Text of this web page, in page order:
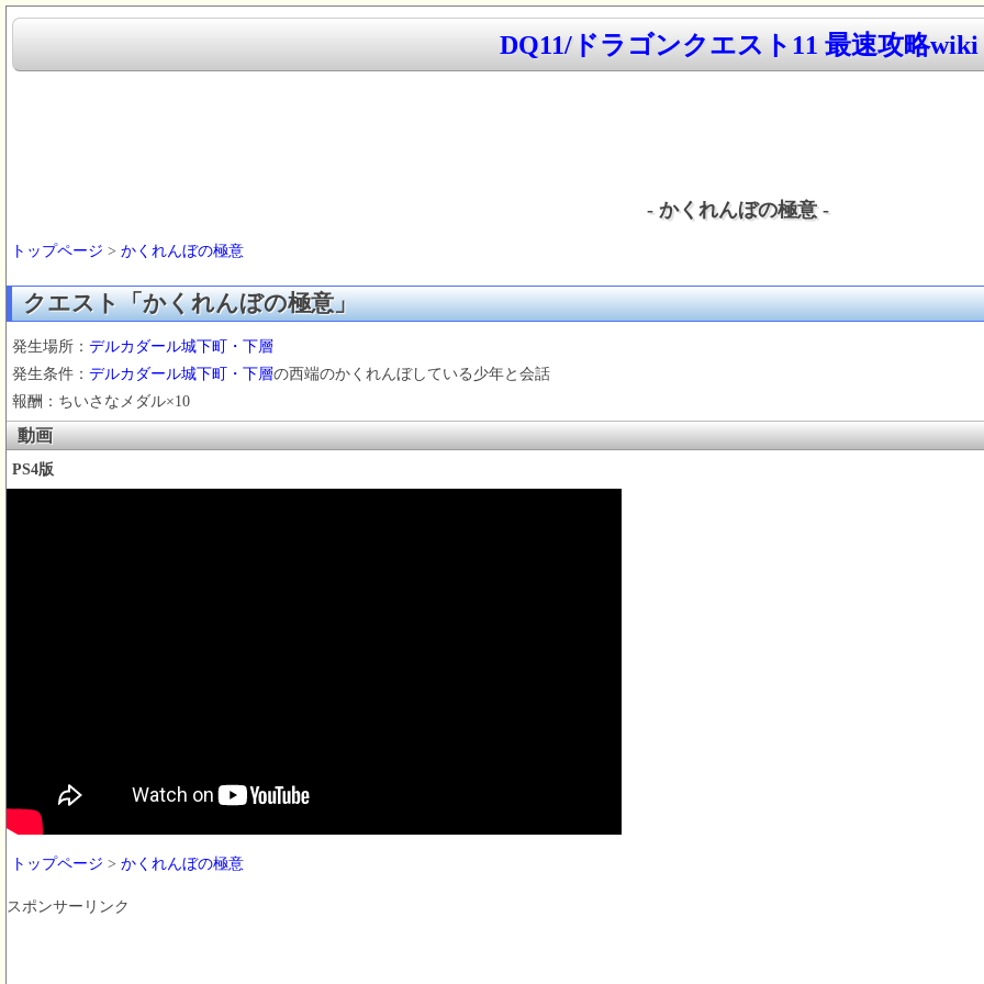
DQ11/ドラゴンクエスト11 最速攻略wiki
- かくれんぼの極意 -
トップページ > かくれんぼの極意
クエスト「かくれんぼの極意」
発生場所： デルカダール城下町・下層
発生条件： デルカダール城下町・下層の西端のかくれんぼしている少年と会話
報酬：ちいさなメダル×10
動画
PS4版
トップページ > かくれんぼの極意
スポンサーリンク